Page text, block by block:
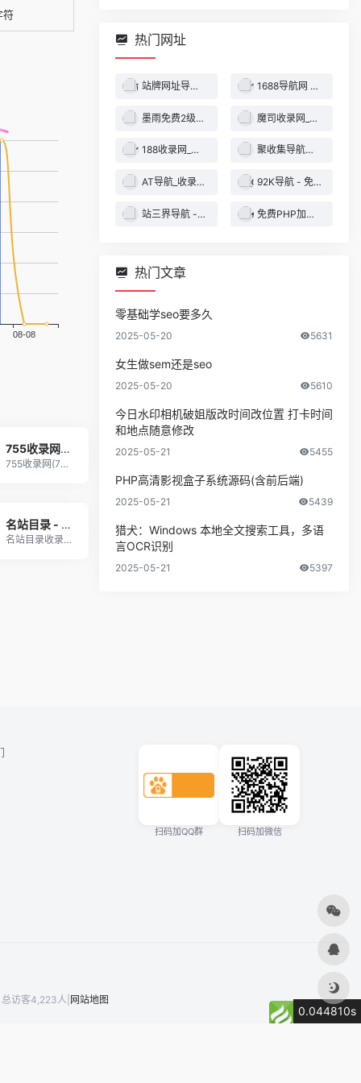
符
755收录网_分类目录网_免费网站目录_网站收录_网址提交_免费收录网站
755收录网(755t.cnn)分类目录，免费收
名站目录 - 自动秒收录
名站目录收录国内外、各行业优秀网站,分类整理和分
热门网址
站牌网址导航收录网 | 精选网站导航，自动秒收录服务 - 最全网址收录！ 1688导航网 - 技术导航 - 名站网址 - 名站导航 - 免费外链 - 免费收录网站
墨雨免费2级域名 - 二级域名分发服务平台 魔司收录网_分类目录网_免费网站目录_网站收录_网址提交_免费收录网站
188收录网_网站收录-友情链接交换-网址收录-自动秒收录 聚收集导航网 - 海量分类资源一站式导航
AT导航_收录网_免费收录网站_自动收录网_秒收录 92K导航 - 免费自动秒收录网址导航
站三界导航 - 网站目录,网址提交,分类目录,网站大全,名站导航之家 免费PHP加密系统 - PHP代码加密平台
热门文章
零基础学seo要多久
2025-05-20 5631
女生做sem还是seo
2025-05-20 5610
今日水印相机破姐版改时间改位置 打卡时间
和地点随意修改
2025-05-21 5455
PHP高清影视盒子系统源码(含前后端)
2025-05-21 5439
猎犬：Windows 本地全文搜索工具，多语
言OCR识别
2025-05-21 5397
扫码加QQ群 扫码加微信
访客4,223人 网站地图
0.044810s